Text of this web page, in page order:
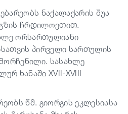
ნაქალაქარის შუა
ჩრდილოეთით.
ორსართულიანი
პირველი სართულის
სასახლე
ხანაში XVII-XVIII
წმ. გიორგის ეკლესიასა